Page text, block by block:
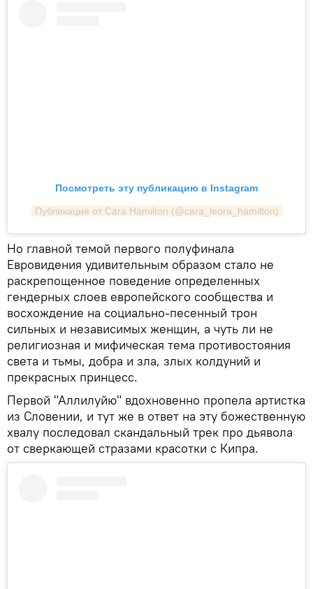
Посмотреть эту публикацию в Instagram
Публикация от Cara Hamilton (@cara_leora_hamilton)
Но главной темой первого полуфинала
Евровидения удивительным образом стало не
раскрепощенное поведение определенных
гендерных слоев европейского сообщества и
восхождение на социально-песенный трон
сильных и независимых женщин, а чуть ли не
религиозная и мифическая тема противостояния
света и тьмы, добра и зла, злых колдуний и
прекрасных принцесс.
Первой "Аллилуйю" вдохновенно пропела артистка
из Словении, и тут же в ответ на эту божественную
хвалу последовал скандальный трек про дьявола
от сверкающей стразами красотки с Кипра.